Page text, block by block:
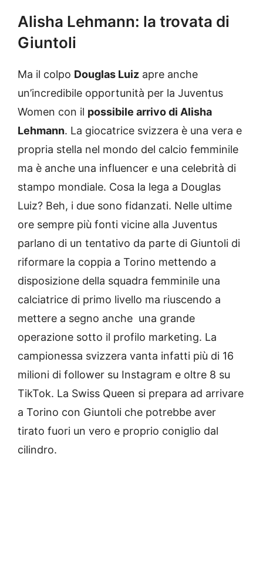
Alisha Lehmann: la trovata di
Giuntoli
Ma il colpo Douglas Luiz apre anche
un’incredibile opportunità per la Juventus
Women con il possibile arrivo di Alisha
Lehmann. La giocatrice svizzera è una vera e
propria stella nel mondo del calcio femminile
ma è anche una influencer e una celebrità di
stampo mondiale. Cosa la lega a Douglas
Luiz? Beh, i due sono fidanzati. Nelle ultime
ore sempre più fonti vicine alla Juventus
parlano di un tentativo da parte di Giuntoli di
riformare la coppia a Torino mettendo a
disposizione della squadra femminile una
calciatrice di primo livello ma riuscendo a
mettere a segno anche una grande
operazione sotto il profilo marketing. La
campionessa svizzera vanta infatti più di 16
milioni di follower su Instagram e oltre 8 su
TikTok. La Swiss Queen si prepara ad arrivare
a Torino con Giuntoli che potrebbe aver
tirato fuori un vero e proprio coniglio dal
cilindro.